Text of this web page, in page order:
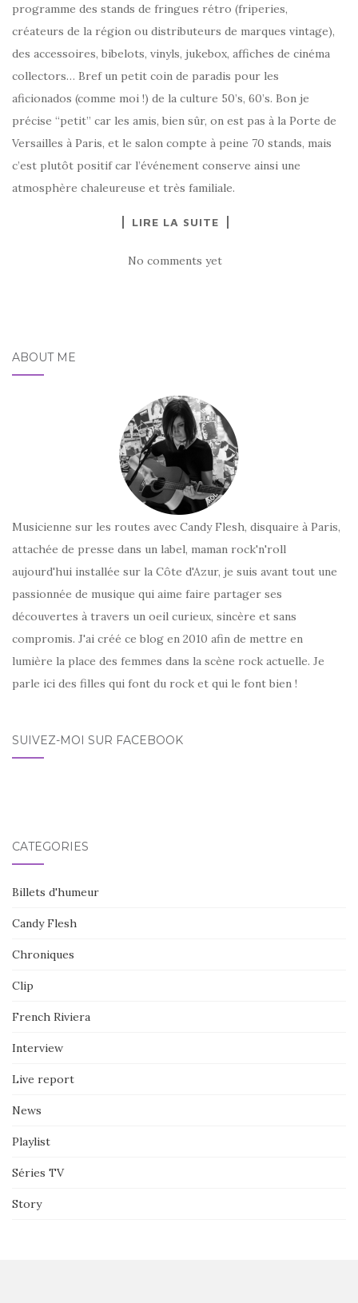
programme des stands de fringues rétro (friperies,
créateurs de la région ou distributeurs de marques vintage),
des accessoires, bibelots, vinyls, jukebox, affiches de cinéma
collectors… Bref un petit coin de paradis pour les
aficionados (comme moi !) de la culture 50’s, 60’s. Bon je
précise “petit” car les amis, bien sûr, on est pas à la Porte de
Versailles à Paris, et le salon compte à peine 70 stands, mais
c’est plutôt positif car l’événement conserve ainsi une
atmosphère chaleureuse et très familiale.
LIRE LA SUITE
No comments yet
ABOUT ME
Musicienne sur les routes avec Candy Flesh, disquaire à Paris,
attachée de presse dans un label, maman rock'n'roll
aujourd'hui installée sur la Côte d'Azur, je suis avant tout une
passionnée de musique qui aime faire partager ses
découvertes à travers un oeil curieux, sincère et sans
compromis. J'ai créé ce blog en 2010 afin de mettre en
lumière la place des femmes dans la scène rock actuelle. Je
parle ici des filles qui font du rock et qui le font bien !
SUIVEZ-MOI SUR FACEBOOK
CATÉGORIES
Billets d'humeur
Candy Flesh
Chroniques
Clip
French Riviera
Interview
Live report
News
Playlist
Séries TV
Story